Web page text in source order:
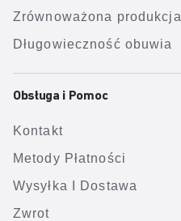
Zrównoważona produkcja
Długowieczność obuwia
Obsługa i Pomoc
Kontakt
Metody Płatności
Wysyłka I Dostawa
Zwrot